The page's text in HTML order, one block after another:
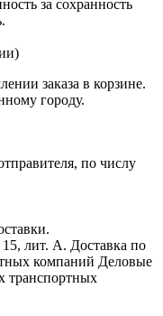
за сохранность
заказа в корзине.
городу.
по числу
лит. А. Доставка по
компаний Деловые
транспортных